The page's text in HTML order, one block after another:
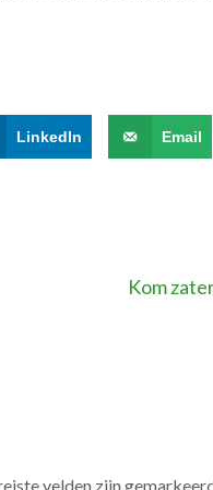
LinkedIn Email
Kom
velden zijn